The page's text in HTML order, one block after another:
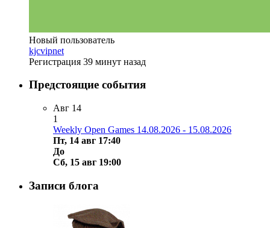
Новый пользователь
kjcvipnet
Регистрация 39 минут назад
Предстоящие события
Авг 14
1
Weekly Open Games 14.08.2026 - 15.08.2026
Пт, 14 авг 17:40
До
Сб, 15 авг 19:00
Записи блога